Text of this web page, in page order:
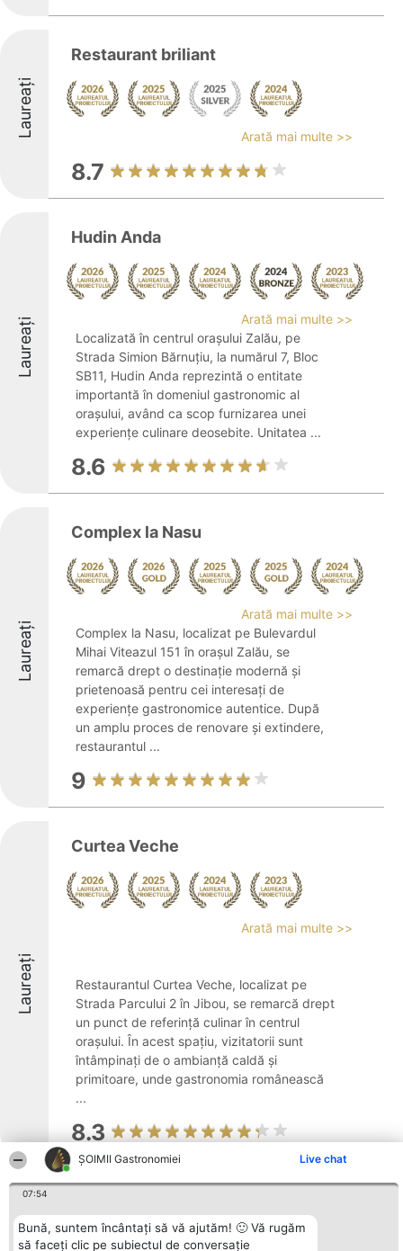
ȘOIMII Gastronomiei Live chat
07:54
Bună, suntem încântați să vă ajutăm! 🙂 Vă rugăm
să faceți clic pe subiectul de conversație
Laureați
Restaurant briliant
Arată mai multe >>
8.7
Laureați
Hudin Anda
Arată mai multe >>
Localizată în centrul orașului Zalău, pe
Strada Simion Bărnuțiu, la numărul 7, Bloc
SB11, Hudin Anda reprezintă o entitate
importantă în domeniul gastronomic al
orașului, având ca scop furnizarea unei
experiențe culinare deosebite. Unitatea ...
8.6
Laureați
Complex la Nasu
Arată mai multe >>
Complex la Nasu, localizat pe Bulevardul
Mihai Viteazul 151 în orașul Zalău, se
remarcă drept o destinație modernă și
prietenoasă pentru cei interesați de
experiențe gastronomice autentice. După
un amplu proces de renovare și extindere,
restaurantul ...
9
Laureați
Curtea Veche
Arată mai multe >>
Restaurantul Curtea Veche, localizat pe
Strada Parcului 2 în Jibou, se remarcă drept
un punct de referință culinar în centrul
orașului. În acest spațiu, vizitatorii sunt
întâmpinați de o ambianță caldă și
primitoare, unde gastronomia românească
...
8.3